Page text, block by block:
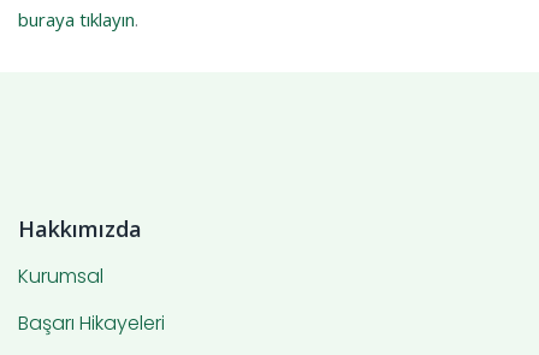
buraya tıklayın.
Hakkımızda
Kurumsal
Başarı Hikayeleri